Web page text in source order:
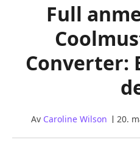
Full
Converter:
Av Caroline Wilson 20.